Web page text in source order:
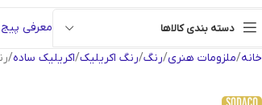
دسته بندی کالاها معرفی پیج
خانه ملزومات هنری رنگ رنگ اکریلیک اکریلیک ساده